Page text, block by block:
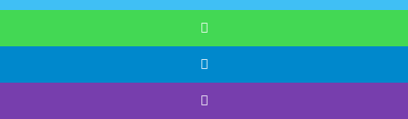
À l’occasion des 40 ans du label
d’histoire, le service patrimonial de la Ville de Blois
propose une nouvelle visite guidée :
X
WhatsApp
Telegram